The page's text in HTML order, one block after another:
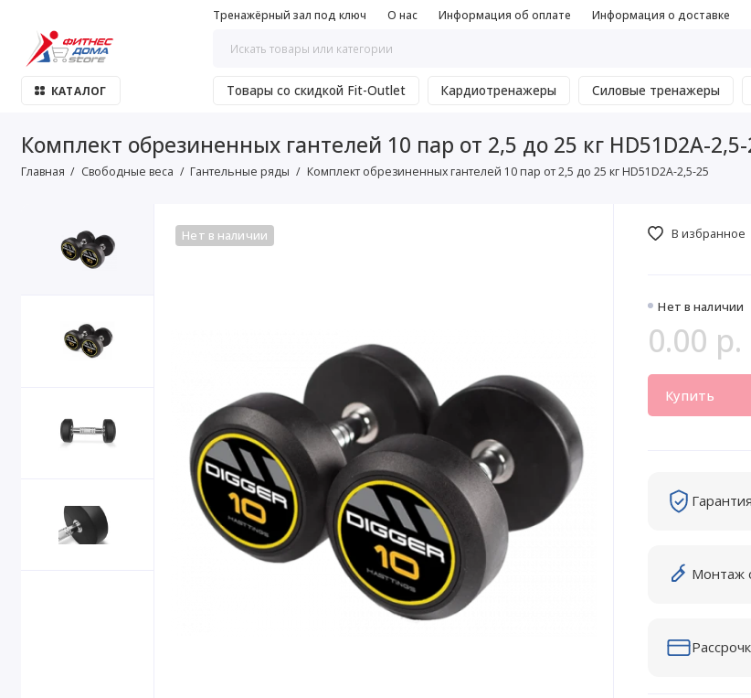
Тренажёрный зал под ключ О нас Информация об оплате Информация о доставке
КАТАЛОГ Товары со скидкой Fit-Outlet Кардиотренажеры Силовые тренажеры
Комплект обрезиненных гантелей 10 пар от 2,5 до 25 кг HD51D2A-
Главная Свободные веса Гантельные ряды Комплект обрезиненных гантелей 10 пар от 2,5 до 25 кг HD51D2A-2,5-25
Нет в наличии
Нет в наличии
0.00 р.
Купить
В избранное
Гарантия
Монтаж